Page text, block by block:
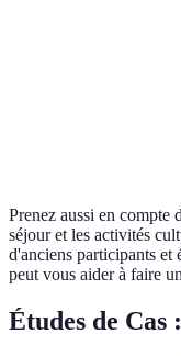
Prenez aussi en compte
séjour et les activités
d'anciens participants et
peut vous aider à faire
Études de Cas